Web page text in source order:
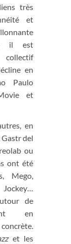
très
et
il est
collectif
en
Paulo
et
en
Gastr del
ou
ont été
Mego,
de
en
et les